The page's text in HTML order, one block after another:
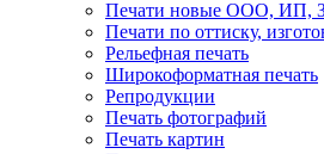
Печати новые ООО, ИП,
Печати по оттиску,
Рельефная печать
Широкоформатная печать
Репродукции
Печать фотографий
Печать картин